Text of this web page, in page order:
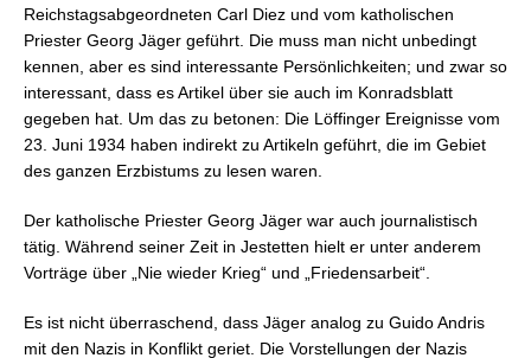
Reichstagsabgeordneten Carl Diez und vom katholischen
Priester Georg Jäger geführt. Die muss man nicht unbedingt
kennen, aber es sind interessante Persönlichkeiten; und zwar so
interessant, dass es Artikel über sie auch im Konradsblatt
gegeben hat. Um das zu betonen: Die Löffinger Ereignisse vom
23. Juni 1934 haben indirekt zu Artikeln geführt, die im Gebiet
des ganzen Erzbistums zu lesen waren.
Der katholische Priester Georg Jäger war auch journalistisch
tätig. Während seiner Zeit in Jestetten hielt er unter anderem
Vorträge über „Nie wieder Krieg“ und „Friedensarbeit“.
Es ist nicht überraschend, dass Jäger analog zu Guido Andris
mit den Nazis in Konflikt geriet. Die Vorstellungen der Nazis